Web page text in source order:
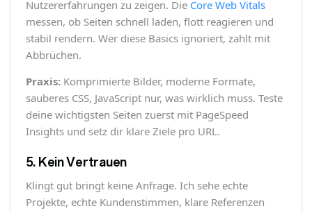
Nutzererfahrungen zu zeigen. Die Core Web Vitals
messen, ob Seiten schnell laden, flott reagieren und
stabil rendern. Wer diese Basics ignoriert, zahlt mit
Abbrüchen.
Praxis:Komprimierte Bilder, moderne Formate,
sauberes CSS, JavaScript nur, was wirklich muss. Teste
deine wichtigsten Seiten zuerst mit PageSpeed
Insights und setz dir klare Ziele pro URL.
5. Kein Vertrauen
Klingt gut bringt keine Anfrage. Ich sehe echte
Projekte, echte Kundenstimmen, klare Referenzen